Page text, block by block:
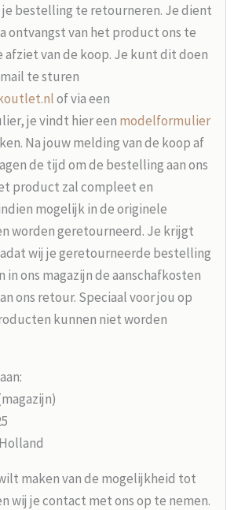
je bestelling te retourneren. Je dient
ontvangst van het product ons te
van de koop. Je kunt dit doen
te sturen
of via een
je vindt hier een modelformulier
Na jouw melding van de koop af
de tijd om de bestelling aan ons
product zal compleet en
mogelijk in de originele
worden geretourneerd. Je krijgt
wij je geretourneerde bestelling
in ons magazijn de aanschafkosten
ons retour. Speciaal voor jou op
kunnen niet worden
maken van de mogelijkheid tot
wij je contact met ons op te nemen.